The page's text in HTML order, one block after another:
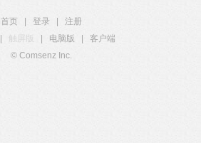
首页 登录
注册
触屏版 电脑版
客户端
© Comsenz Inc.